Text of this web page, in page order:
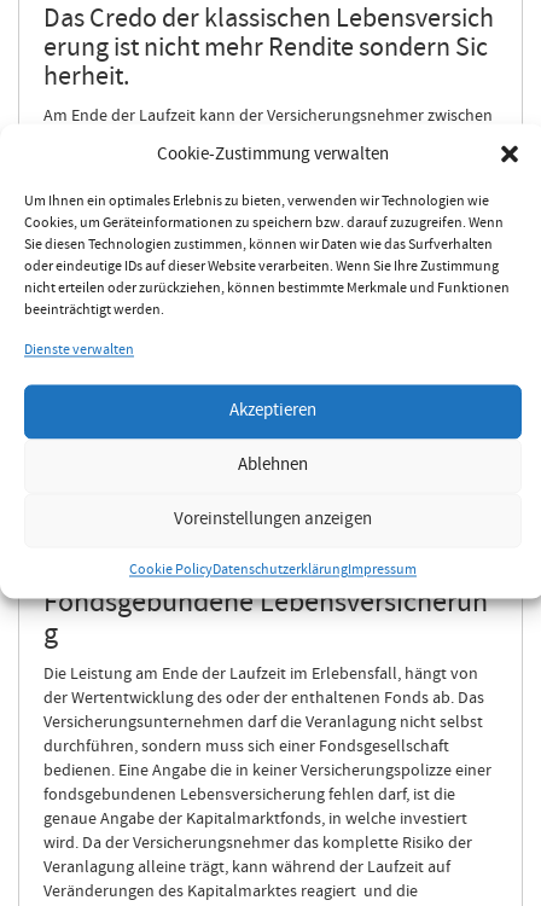
Cookie-Zustimmung verwalten
Um Ihnen ein optimales Erlebnis zu bieten, verwenden wir Technologien wie
Cookies, um Geräteinformationen zu speichern bzw. darauf zuzugreifen. Wenn
Sie diesen Technologien zustimmen, können wir Daten wie das Surfverhalten
oder eindeutige IDs auf dieser Website verarbeiten. Wenn Sie Ihre Zustimmung
nicht erteilen oder zurückziehen, können bestimmte Merkmale und Funktionen
beeinträchtigt werden.
Dienste verwalten
Akzeptieren
Ablehnen
Voreinstellungen anzeigen
Cookie PolicyDatenschutzerklärungImpressum
Das Credo der klassischen Lebensversich
erung ist nicht mehr Rendite sondern Sic
herheit.
Am Ende der Laufzeit kann der Versicherungsnehmer zwischen
den klassischen Lebensversicherungen werden einige
lebenslanger Rente ausgestaltet. Also ein sogenannte
Pensionsvorsorge. Dabei möchte der Versicherungsnehmer das
Risiko seines langen Lebens absichern. Ganz egal wie alt er
wird, kann er sich beruhigt zurücklehnen und sich auf die
Zahlungen der Versicherung verlassen. Auch wenn das
weitergezahlt – und das lebenslang. Dabei spielt es keine Rolle
ob der Versicherte 80, 90 oder über 100 Jahre alt wird.
Versicherungsnehmer haben mit dieser Versicherung absolute
Rentenversicherung gibt es als sofort beginnende Rente gegen
steuerlichen Bestimmungen unterstützen ebenfalls die
Fondsgebundene Lebensversicherun
g
Die Leistung am Ende der Laufzeit im Erlebensfall, hängt von
der Wertentwicklung des oder der enthaltenen Fonds ab. Das
Versicherungsunternehmen darf die Veranlagung nicht selbst
durchführen, sondern muss sich einer Fondsgesellschaft
bedienen. Eine Angabe die in keiner Versicherungspolizze einer
fondsgebundenen Lebensversicherung fehlen darf, ist die
genaue Angabe der Kapitalmarktfonds, in welche investiert
wird. Da der Versicherungsnehmer das komplette Risiko der
Veranlagung alleine trägt, kann während der Laufzeit auf
Veränderungen des Kapitalmarktes reagiert und die